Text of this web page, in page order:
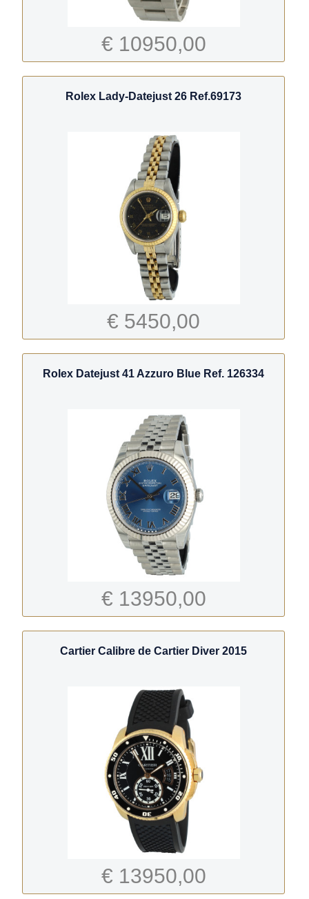
€ 10950,00
Rolex Lady-Datejust 26 Ref.69173
€ 5450,00
Rolex Datejust 41 Azzuro Blue Ref. 126334
€ 13950,00
Cartier Calibre de Cartier Diver 2015
€ 13950,00